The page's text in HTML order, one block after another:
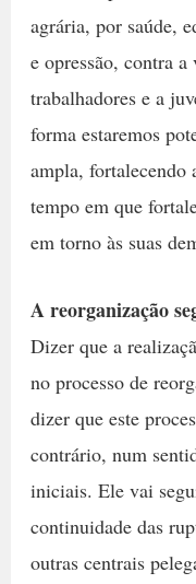
agrária, por saúde,
e opressão, contra
trabalhadores e a
forma estaremos
ampla, fortalecendo
tempo em que
em torno às suas
A reorganização
Dizer que a
no processo de
dizer que este
contrário, num
iniciais. Ele vai
continuidade das
outras centrais